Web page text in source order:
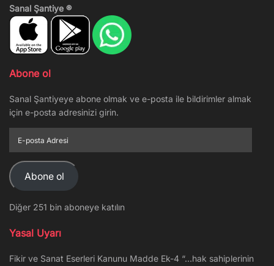
Sanal Şantiye ®
Abone ol
Sanal Şantiyeye abone olmak ve e-posta ile bildirimler almak
için e-posta adresinizi girin.
posta
Adresi
Abone ol
Diğer 251 bin aboneye katılın
Yasal Uyarı
Fikir ve Sanat Eserleri Kanunu Madde Ek-4 “…hak sahiplerinin